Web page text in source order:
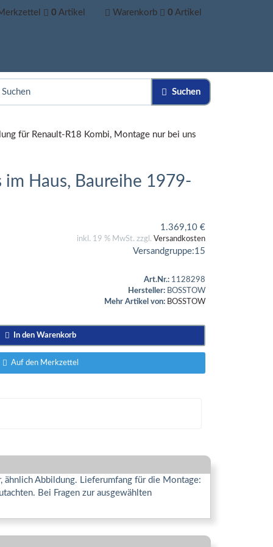
0 Artikel Warenkorb 0 Artikel
Suchen
für Renault-R18 Kombi, Montage nur bei uns
Haus, Baureihe 1979-
1.369,10 €
inkl. 19 % MwSt. zzgl. Versandkosten
Versandgruppe:15
Art.Nr.: 1128298
Hersteller: BOSSTOW
Mehr Artikel von: BOSSTOW
In den Warenkorb
Auf den Merkzettel
ähnlich Abbildung. Lieferumfang für die Montage:
Bei Fragen zur ausgewählten